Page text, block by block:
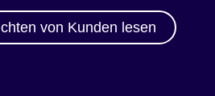
von Kunden lesen